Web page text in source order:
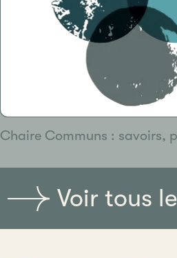
Chaire Communs : savoirs,
Voir tous